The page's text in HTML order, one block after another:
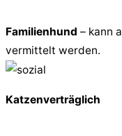
Familienhund – kann
vermittelt werden.
Katzenverträglich